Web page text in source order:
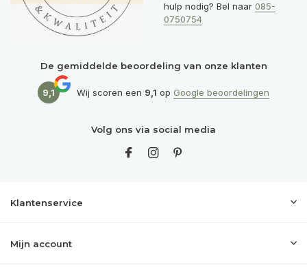
hulp nodig? Bel naar 085-
0750754
De gemiddelde beoordeling van onze klanten
9,1 Wij scoren een 9,1 op Google beoordelingen
Volg ons via social media
Klantenservice
Mijn account